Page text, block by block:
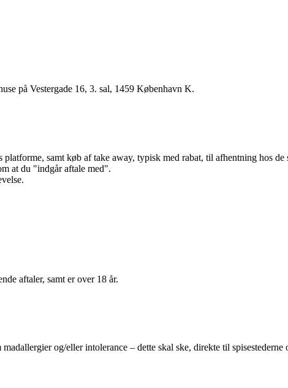
på Vestergade 16, 3. sal, 1459 København K.
samt køb af take away, typisk med rabat, til afhentning hos de
at du "indgår aftale med".
aftaler, samt er over 18 år.
og/eller intolerance – dette skal ske, direkte til